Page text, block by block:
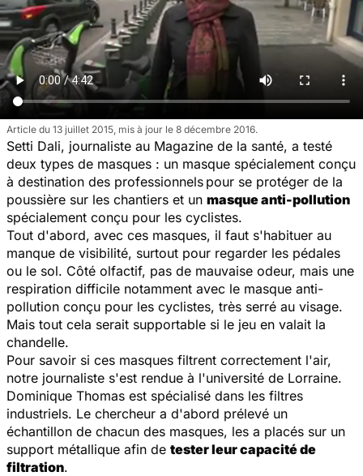
Article du 13 juillet 2015, mis à jour le 8 décembre 2016.
Setti Dali, journaliste au Magazine de la santé, a testé
deux types de masques : un masque spécialement conçu
à destination des professionnels pour se protéger de la
poussière sur les chantiers et un masque anti-pollution
spécialement conçu pour les cyclistes.
Tout d'abord, avec ces masques, il faut s'habituer au
manque de visibilité, surtout pour regarder les pédales
ou le sol. Côté olfactif, pas de mauvaise odeur, mais une
respiration difficile notamment avec le masque anti-
pollution conçu pour les cyclistes, très serré au visage.
Mais tout cela serait supportable si le jeu en valait la
chandelle.
Pour savoir si ces masques filtrent correctement l'air,
notre journaliste s'est rendue à l'université de Lorraine.
Dominique Thomas est spécialisé dans les filtres
industriels. Le chercheur a d'abord prélevé un
échantillon de chacun des masques, les a placés sur un
support métallique afin de tester leur capacité de
filtration.